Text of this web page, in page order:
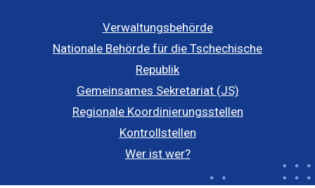
Verwaltungsbehörde
Nationale Behörde für die Tschechische
Republik
Gemeinsames Sekretariat (JS)
Regionale Koordinierungsstellen
Kontrollstellen
Wer ist wer?